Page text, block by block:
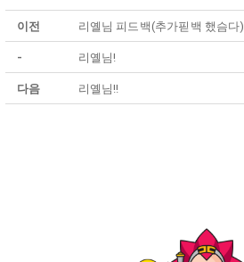
이전 리옐님 피드백(추가핃백 했슴다)
- 리옐님!
다음 리옐님!!